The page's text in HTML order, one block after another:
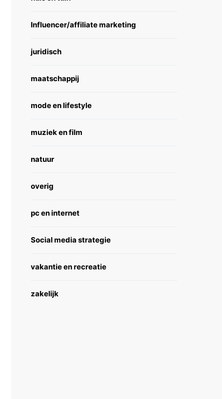
Influencer/affiliate marketing
juridisch
maatschappij
mode en lifestyle
muziek en film
natuur
overig
pc en internet
Social media strategie
vakantie en recreatie
zakelijk